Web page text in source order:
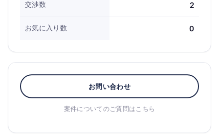
交渉数 2
お気に入り数 0
お問い合わせ
案件についてのご質問はこちら